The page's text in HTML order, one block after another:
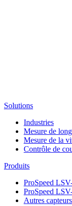
Solutions
Industries
Mesure de
Mesure de la
Contrôle de
Produits
ProSpeed
ProSpeed
Autres